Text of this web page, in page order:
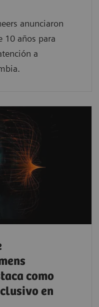
anunciaron
10 años para
a
como
en